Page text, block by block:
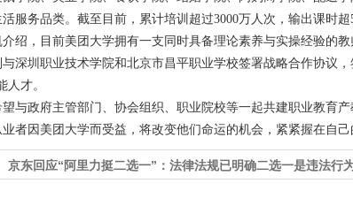
服务品类。截至目前，累计培训超过3000万人次，输出课时超
绍，目前美团大学拥有一支同时具备理论素养与实操经验的
深圳职业技术学院和北京市昌平职业学校签署战略合作协议
人才。
与政府主管部门、协会组织、职业院校等一起共建职业教育
者因美团大学而受益，将改变他们命运的机会，紧紧握在自己
京东回应“阿里力挺二选一”：法律法规已明确二选一是违法行